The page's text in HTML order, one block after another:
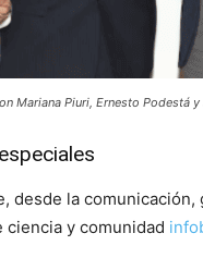
Mariana Piuri, Ernesto Podestá y
desde la
y comunidad